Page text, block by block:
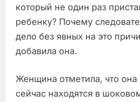
который не один раз
ребенку? Почему
дело без явных на это
добавила она.
Женщина отметила, что она
сейчас находятся в